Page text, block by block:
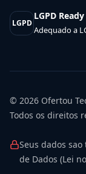
LGPD
LGPD Ready
Adequado a
© 2026 Ofertou
Todos os direitos
Seus dados
de Dados (Lei